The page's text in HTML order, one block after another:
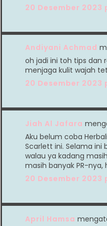
20 Desember 2023
Andiyani Achmad
oh jadi ini toh tips dan
menjaga kulit wajah
20 Desember 2023
Jiah Al Jafara
Aku belum coba
Scarlett ini. Selama ini
walau ya kadang
masih banyak PR-nya,
20 Desember 2023
April Hamsa